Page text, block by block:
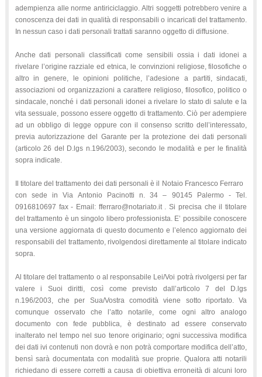
adempienza alle norme antiriciclaggio. Altri soggetti potrebbero venire a
conoscenza dei dati in qualità di responsabili o incaricati del trattamento.
In nessun caso i dati personali trattati saranno oggetto di diffusione.
Anche dati personali classificati come sensibili ossia i dati idonei a
rivelare l’origine razziale ed etnica, le convinzioni religiose, filosofiche o
altro in genere, le opinioni politiche, l’adesione a partiti, sindacati,
associazioni od organizzazioni a carattere religioso, filosofico, politico o
sindacale, nonché i dati personali idonei a rivelare lo stato di salute e la
vita sessuale, possono essere oggetto di trattamento. Ciò per adempiere
ad un obbligo di legge oppure con il consenso scritto dell’interessato,
previa autorizzazione del Garante per la protezione dei dati personali
(articolo 26 del D.lgs n.196/2003), secondo le modalità e per le finalità
sopra indicate.
Il titolare del trattamento dei dati personali è il Notaio Francesco Ferraro
con sede in Via Antonio Pacinotti n. 34 – 90145 Palermo - Tel.
0916810697 fax - Email: fferraro@notariato.it . Si precisa che il titolare
del trattamento è un singolo libero professionista. E’ possibile conoscere
una versione aggiornata di questo documento e l’elenco aggiornato dei
responsabili del trattamento, rivolgendosi direttamente al titolare indicato
sopra.
Al titolare del trattamento o al responsabile Lei/Voi potrà rivolgersi per far
valere i Suoi diritti, così come previsto dall’articolo 7 del D.lgs
n.196/2003, che per Sua/Vostra comodità viene sotto riportato. Va
comunque osservato che l’atto notarile, come ogni altro analogo
documento con fede pubblica, è destinato ad essere conservato
inalterato nel tempo nel suo tenore originario; ogni successiva modifica
dei dati ivi contenuti non dovrà e non potrà comportare modifica dell’atto,
bensì sarà documentata con modalità sue proprie. Qualora atti notarili
richiedano di essere corretti a causa di obiettiva erroneità di alcuni loro